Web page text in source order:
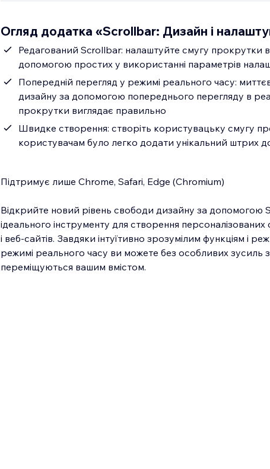
Огляд додатка «Scrollbar: Дизайн і
Редагований Scrollbar: налаштуйте смугу прокрутки
допомогою простих у використанні параметрів
Попередній перегляд у режимі реального часу:
дизайну за допомогою попереднього перегляду в
прокрутки виглядає правильно
Швидке створення: створіть користувацьку смугу
користувачам було легко додати унікальний штрих
Підтримує лише Chrome, Safari, Edge (Chromium)
Відкрийте новий рівень свободи дизайну за допомогою
ідеального інструменту для створення
і веб-сайтів. Завдяки інтуїтивно зрозумілим функціям і
режимі реального часу ви можете без особливих зусиль
переміщуються вашим вмістом.